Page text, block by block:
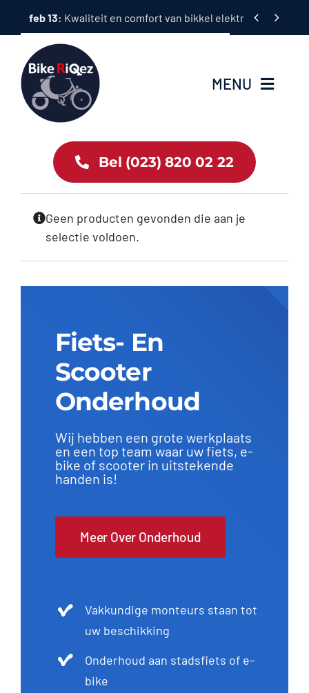
naar
inhoud
feb 13: Kwaliteit en comfort van bikkel elektrische fietsen
 
MENU
Tweewielers
Accessoires
Services
Contact
Bel (023) 820 02 22
Geen producten gevonden die aan je
selectie voldoen.
Fiets- En
Scooter
Onderhoud
Wij hebben een grote werkplaats
en een top team waar uw fiets, e-
bike of scooter in uitstekende
handen is!
Meer Over Onderhoud
Vakkundige monteurs staan tot
uw beschikking
Onderhoud aan stadsfiets of e-
bike